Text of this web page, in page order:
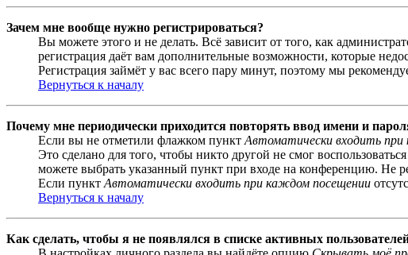
Зачем мне вообще нужно регистрироваться?
Вы можете этого и не делать. Всё зависит от того, как
регистрация даёт вам дополнительные возможности, которые
Регистрация займёт у вас всего пару минут, поэтому мы
Вернуться к началу
Почему мне периодически приходится повторять ввод имени и
Если вы не отметили флажком пункт Автоматически входить
Это сделано для того, чтобы никто другой не смог
можете выбрать указанный пункт при входе на конференцию. Не
Если пункт Автоматически входить при каждом посещении
Вернуться к началу
Как сделать, чтобы я не появлялся в списке активных